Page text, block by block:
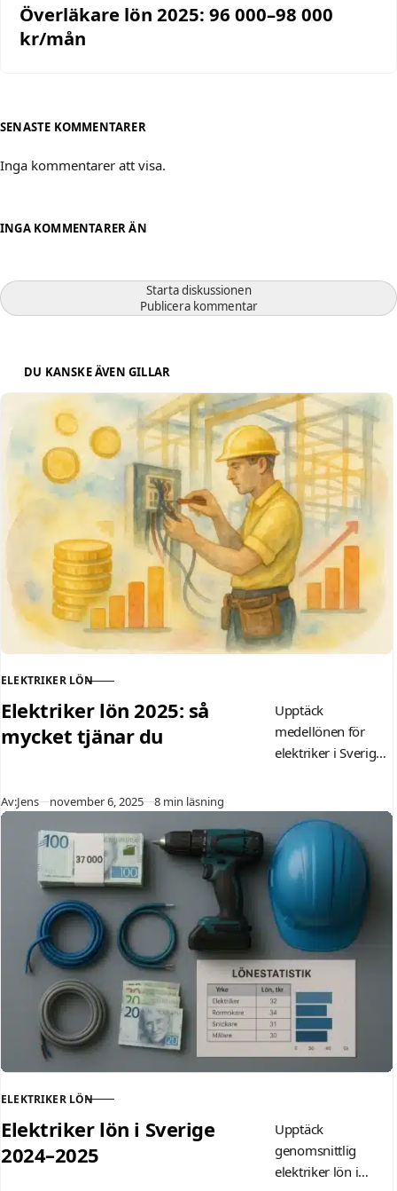
Överläkare lön 2025: 96 000–98 000
kr/mån
SENASTE KOMMENTARER
Inga kommentarer att visa.
INGA KOMMENTARER ÄN
Starta diskussionen
Publicera kommentar
DU KANSKE ÄVEN GILLAR
KATEGORI
ELEKTRIKER LÖN
Elektriker lön 2025: så
mycket tjänar du
Upptäck
medellönen för
elektriker i Sverige
insikter om
löneutveckling
baserat på
erfarenhet, region,
sektor och tips för
att maximera din
inkomst som
elektriker.
Av:Jens Publicerad
november 6, 2025 8 min läsning
KATEGORI
ELEKTRIKER LÖN
Elektriker lön i Sverige
2024–2025
Upptäck
genomsnittlig
elektriker lön i